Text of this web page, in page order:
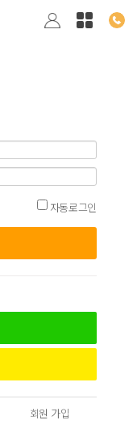
자동로그인
회원 가입